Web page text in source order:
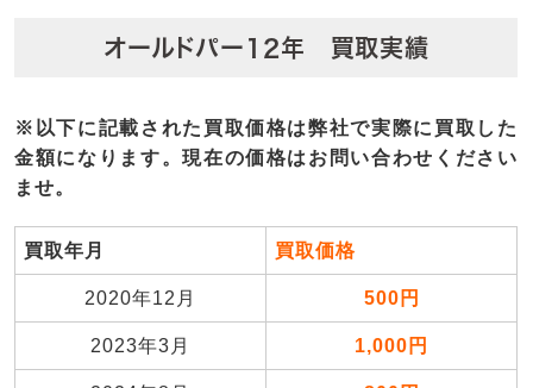
オールドパー12年 買取実績
※以下に記載された買取価格は弊社で実際に買取した
金額になります。現在の価格はお問い合わせください
ませ。
買取年月 買取価格
2020年12月 500円
2023年3月 1,000円